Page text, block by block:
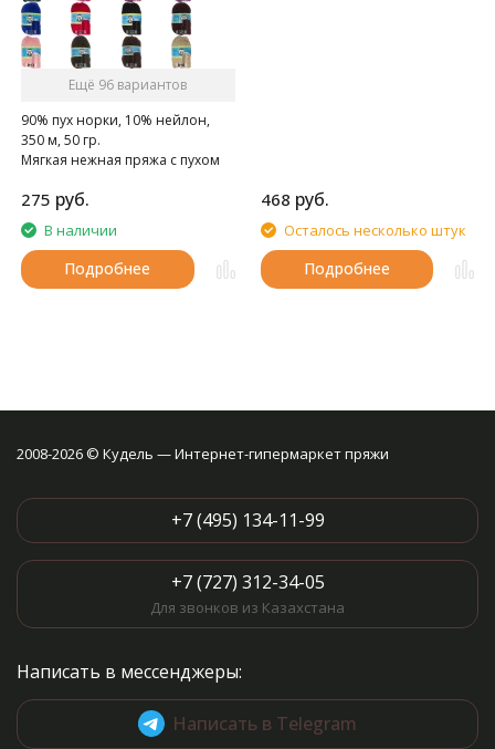
Ещё 96 вариантов
90% пух норки, 10% нейлон,
350 м, 50 гр.
Мягкая нежная пряжа с пухом
275 руб.
В наличии
Подробнее
468 руб.
Осталось несколько штук
Подробнее
2008-2026 © Кудель — Интернет-гипермаркет пряжи
+7 (495) 134-11-99
+7 (727) 312-34-05
Для звонков из Казахстана
Написать в мессенджеры:
Написать в Telegram